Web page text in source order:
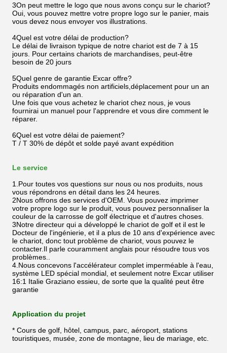
3On peut mettre le logo que nous avons conçu sur le chariot?
Oui, vous pouvez mettre votre propre logo sur le panier, mais
vous devez nous envoyer vos illustrations.
4Quel est votre délai de production?
Le délai de livraison typique de notre chariot est de 7 à 15
jours. Pour certains chariots de marchandises, peut-être
besoin de 20 jours
5Quel genre de garantie Excar offre?
Produits endommagés non artificiels,déplacement pour un an
ou réparation d'un an.
Une fois que vous achetez le chariot chez nous, je vous
fournirai un manuel pour l'apprendre et vous dire comment le
réparer.
6Quel est votre délai de paiement?
T / T 30% de dépôt et solde payé avant expédition
Le service
1.Pour toutes vos questions sur nous ou nos produits, nous
vous répondrons en détail dans les 24 heures.
2Nous offrons des services d'OEM. Vous pouvez imprimer
votre propre logo sur le produit, vous pouvez personnaliser la
couleur de la carrosse de golf électrique et d'autres choses.
3Notre directeur qui a développé le chariot de golf et il est le
Docteur de l'ingénierie, et il a plus de 10 ans d'expérience avec
le chariot, donc tout problème de chariot, vous pouvez le
contacter.Il parle couramment anglais pour résoudre tous vos
problèmes..
4.Nous concevons l'accélérateur complet imperméable à l'eau,
système LED spécial mondial, et seulement notre Excar utiliser
16:1 Italie Graziano essieu, de sorte que la qualité peut être
garantie
Application du projet
* Cours de golf, hôtel, campus, parc, aéroport, stations
touristiques, musée, zone de montagne, lieu de mariage, etc.